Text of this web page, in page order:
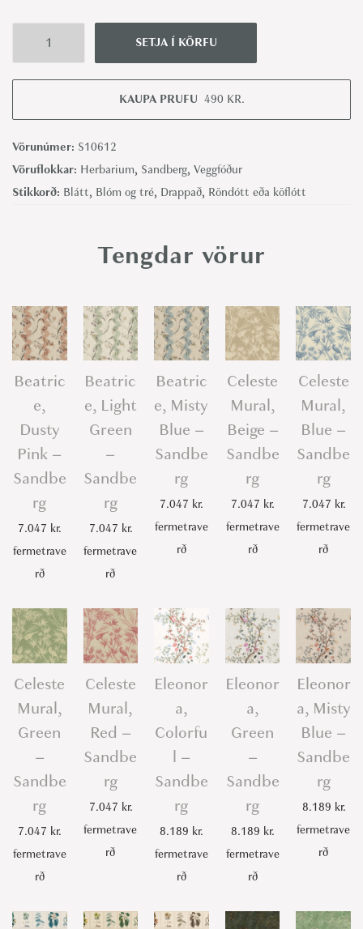
B
t
r
i
c
e
-
d
b
e
g
q
n
t
i
t
y
SETJA Í KÖRFU
KAUPA PRUFU 490 KR.
Vörunúmer: S10612
Vöruflokkar: Herbarium, Sandberg, Veggfóður
Stikkorð: Blátt, Blóm og tré, Drappað, Röndótt eða köflótt
Tengdar vörur
Beatric
e,
Dusty
Pink –
Sandbe
rg
7.047 kr.
fermetrave
rð
Beatric
e, Light
Green
–
Sandbe
rg
7.047 kr.
fermetrave
rð
Beatric
e, Misty
Blue –
Sandbe
rg
7.047 kr.
fermetrave
rð
Celeste
Mural,
Beige –
Sandbe
rg
7.047 kr.
fermetrave
rð
Celeste
Mural,
Blue –
Sandbe
rg
7.047 kr.
fermetrave
rð
Celeste
Mural,
Green
–
Sandbe
rg
7.047 kr.
fermetrave
rð
Celeste
Mural,
Red –
Sandbe
rg
7.047 kr.
fermetrave
rð
Eleonor
a,
Colorfu
l –
Sandbe
rg
8.189 kr.
fermetrave
rð
Eleonor
a,
Green
–
Sandbe
rg
8.189 kr.
fermetrave
rð
Eleonor
a, Misty
Blue –
Sandbe
rg
8.189 kr.
fermetrave
rð